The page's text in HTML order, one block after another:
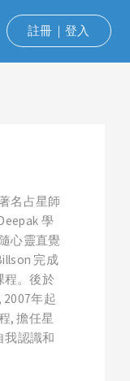
註冊｜登入
名占星師
學
心靈直覺
完成
程。後於
年起
, 擔任星
我認識和